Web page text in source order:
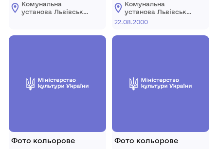
Комунальна
установа Львівської
меморіальний музей
Фото кольорове
Комунальна
установа Львівської
обласної ради
меморіальний музей
22.08.2000
Фото кольорове